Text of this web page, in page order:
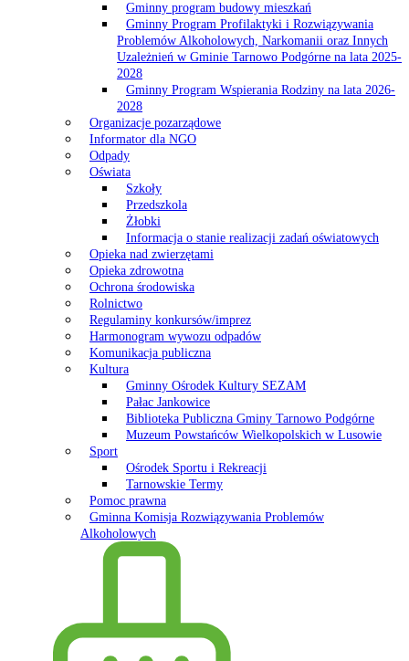
Gminny program budowy mieszkań
Gminny Program Profilaktyki i Rozwiązywania
Problemów Alkoholowych, Narkomanii oraz Innych
Uzależnień w Gminie Tarnowo Podgórne na lata 2025-
2028
Gminny Program Wspierania Rodziny na lata 2026-
2028
Organizacje pozarządowe
Informator dla NGO
Odpady
Oświata
Szkoły
Przedszkola
Żłobki
Informacja o stanie realizacji zadań oświatowych
Opieka nad zwierzętami
Opieka zdrowotna
Ochrona środowiska
Rolnictwo
Regulaminy konkursów/imprez
Harmonogram wywozu odpadów
Komunikacja publiczna
Kultura
Gminny Ośrodek Kultury SEZAM
Pałac Jankowice
Biblioteka Publiczna Gminy Tarnowo Podgórne
Muzeum Powstańców Wielkopolskich w Lusowie
Sport
Ośrodek Sportu i Rekreacji
Tarnowskie Termy
Pomoc prawna
Gminna Komisja Rozwiązywania Problemów
Alkoholowych